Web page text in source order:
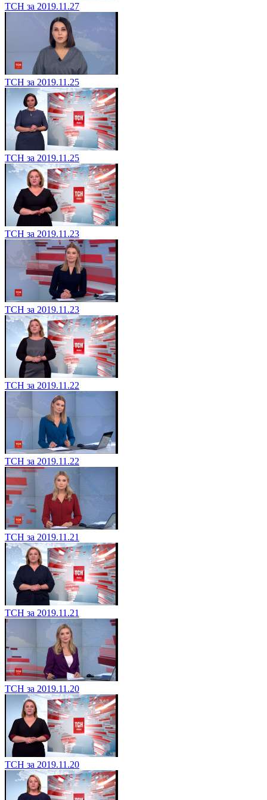
ТСН за 2019.11.27
ТСН за 2019.11.25
ТСН за 2019.11.25
ТСН за 2019.11.23
ТСН за 2019.11.23
ТСН за 2019.11.22
ТСН за 2019.11.22
ТСН за 2019.11.21
ТСН за 2019.11.21
ТСН за 2019.11.20
ТСН за 2019.11.20